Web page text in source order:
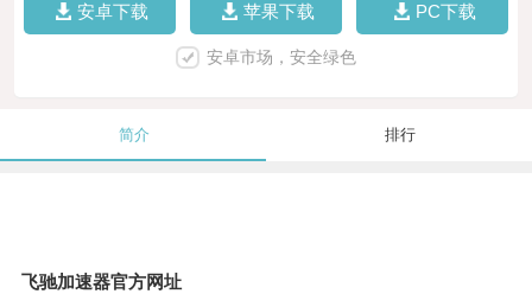
安卓下载 苹果下载 PC下载
安卓市场，安全绿色
简介 排行
飞驰加速器官方网址